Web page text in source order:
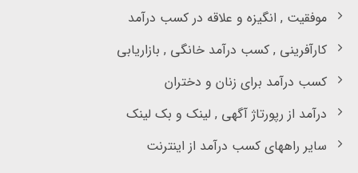
موفقیت , انگیزه و علاقه در کسب درآمد
کارآفرینی , کسب درآمد خانگی , بازاریابی
کسب درآمد برای زنان و دختران
درآمد از رپورتاژ آگهی , لینک و بک لینک
سایر راههای کسب درآمد از اینترنت